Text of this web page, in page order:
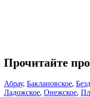
Прочитайте
Абрау, Баклановское,
Ладожское, Онежское,